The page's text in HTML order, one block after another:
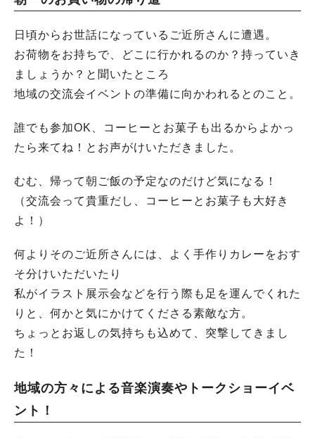
日頃からお世話になっているご近所さんに遭遇。
お荷物をお持ちで、どこに行かれるのか？持っていき
ましょうか？と聞いたところ
地域の交流会イベントの準備に向かわれるとのこと。
誰でも参加OK、コーヒーとお菓子も出るからよかっ
たら来てね！とお声がけいただきました。
むむ、帰って朝ご飯の予定なのだけど気になる！
（交流会って貴重だし、コーヒーとお菓子も大好き
よ！）
何よりそのご近所さんには、よく手作りカレーをおす
そ分けいただいたり
私がイラスト展示会などを行う際も足を運んでくれた
りと、何かと気にかけてくださる素敵な方。
ちょっとお返しの気持ちも込めて、突撃してきまし
た！
地域の方々による音楽演奏やトークショーイベ
ント！